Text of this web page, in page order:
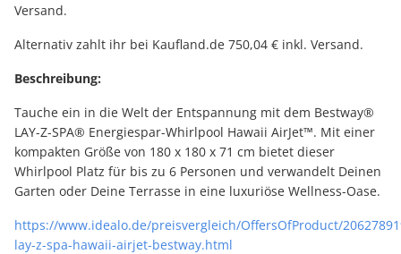
Versand.
Alternativ zahlt ihr bei Kaufland.de 750,04 € inkl. Versand.
Beschreibung:
Tauche ein in die Welt der Entspannung mit dem Bestway®
LAY-Z-SPA® Energiespar-Whirlpool Hawaii AirJet™. Mit einer
kompakten Größe von 180 x 180 x 71 cm bietet dieser
Whirlpool Platz für bis zu 6 Personen und verwandelt Deinen
Garten oder Deine Terrasse in eine luxuriöse Wellness-Oase.
https://www.idealo.de/preisvergleich/OffersOfProduct/
lay-z-spa-hawaii-airjet-bestway.html